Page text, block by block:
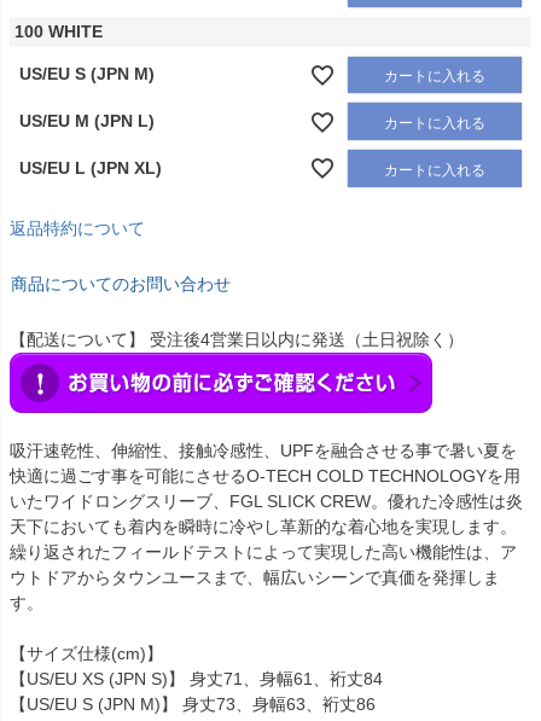
100 WHITE
US/EU S (JPN M) カートに入れる
US/EU M (JPN L) カートに入れる
US/EU L (JPN XL) カートに入れる
返品特約について
商品についてのお問い合わせ
【配送について】 受注後4営業日以内に発送（土日祝除く）
吸汗速乾性、伸縮性、接触冷感性、UPFを融合させる事で暑い夏を
快適に過ごす事を可能にさせるO-TECH COLD TECHNOLOGYを用
いたワイドロングスリーブ、FGL SLICK CREW。優れた冷感性は炎
天下においても着内を瞬時に冷やし革新的な着心地を実現します。
繰り返されたフィールドテストによって実現した高い機能性は、ア
ウトドアからタウンユースまで、幅広いシーンで真価を発揮しま
す。
【サイズ仕様(cm)】
【US/EU XS (JPN S)】 身丈71、身幅61、裄丈84
【US/EU S (JPN M)】 身丈73、身幅63、裄丈86